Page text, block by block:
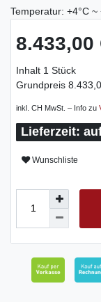
Temperatur: +4°C ~
8.433,00
Inhalt 1 Stück
Grundpreis
inkl. CH MwSt. – Info zu
Wunschliste